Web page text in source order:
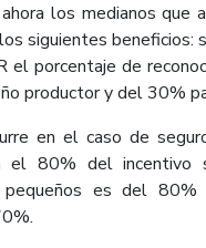
los medianos que
siguientes beneficios:
el porcentaje de
productor y del 30%
en el caso de
el 80% del incentivo
pequeños es del